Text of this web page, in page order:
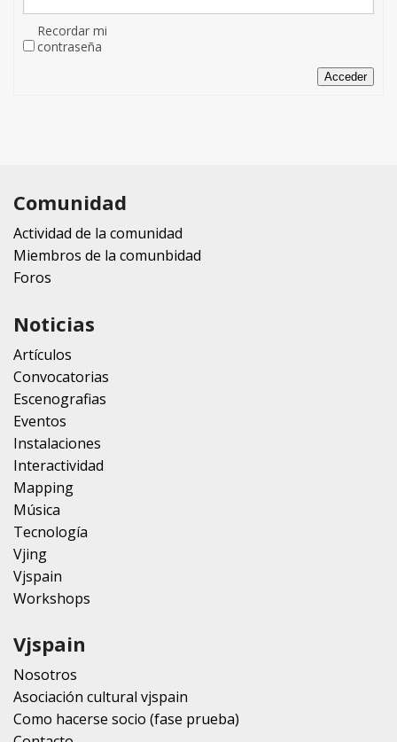
Recordar mi
contraseña
Acceder
Comunidad
Actividad de la comunidad
Miembros de la comunbidad
Foros
Noticias
Artículos
Convocatorias
Escenografias
Eventos
Instalaciones
Interactividad
Mapping
Música
Tecnología
Vjing
Vjspain
Workshops
Vjspain
Nosotros
Asociación cultural vjspain
Como hacerse socio (fase prueba)